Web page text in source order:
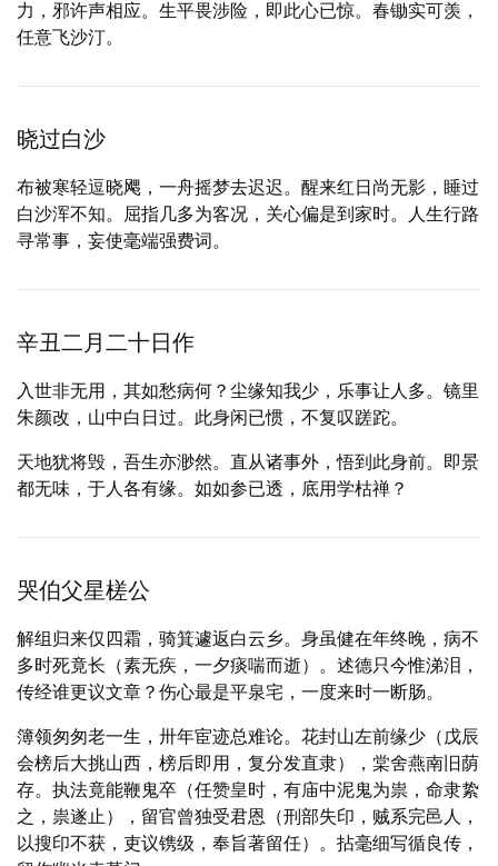
力，邪许声相应。生平畏涉险，即此心已惊。春锄实可羡，
任意飞沙汀。
晓过白沙
布被寒轻逗晓飔，一舟摇梦去迟迟。醒来红日尚无影，睡过
白沙浑不知。屈指几多为客况，关心偏是到家时。人生行路
寻常事，妄使毫端强费词。
辛丑二月二十日作
入世非无用，其如愁病何？尘缘知我少，乐事让人多。镜里
朱颜改，山中白日过。此身闲已惯，不复叹蹉跎。
天地犹将毁，吾生亦渺然。直从诸事外，悟到此身前。即景
都无味，于人各有缘。如如参已透，底用学枯禅？
哭伯父星槎公
解组归来仅四霜，骑箕遽返白云乡。身虽健在年终晚，病不
多时死竟长（素无疾，一夕痰喘而逝）。述德只今惟涕泪，
传经谁更议文章？伤心最是平泉宅，一度来时一断肠。
簿领匆匆老一生，卅年宦迹总难论。花封山左前缘少（戊辰
会榜后大挑山西，榜后即用，复分发直隶），棠舍燕南旧荫
存。执法竟能鞭鬼卒（任赞皇时，有庙中泥鬼为祟，命隶絷
之，祟遂止），留官曾独受君恩（刑部失印，贼系完邑人，
以搜印不获，吏议镌级，奉旨著留任）。拈毫细写循良传，